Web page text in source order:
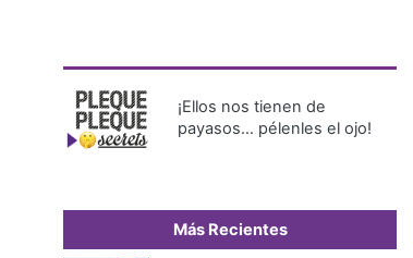
¡Ellos nos tienen de
payasos… pélenles el ojo!
Más Recientes